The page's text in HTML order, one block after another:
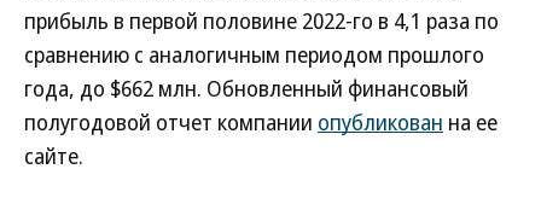
прибыль в первой половине 2022-го в 4,1 раза по
сравнению с аналогичным периодом прошлого
года, до $662 млн. Обновленный финансовый
полугодовой отчет компании опубликован на ее
сайте.